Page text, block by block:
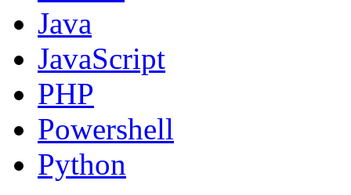
Java
JavaScript
PHP
Powershell
Python